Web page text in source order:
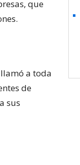
que
a toda
de
sus